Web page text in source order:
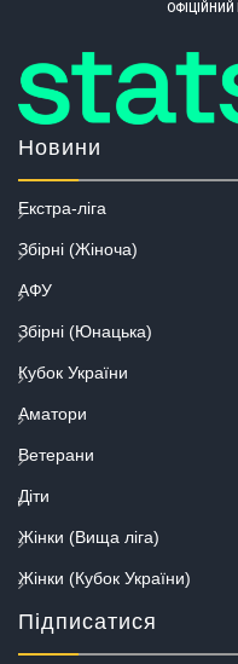
Новини
Екстра-ліга
Збірні (Жіноча)
АФУ
Збірні (Юнацька)
Кубок України
Аматори
Ветерани
Діти
Жінки (Вища ліга)
Жінки (Кубок України)
Підписатися